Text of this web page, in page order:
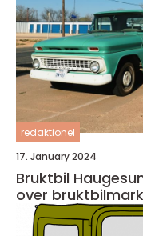
redaktionel
17. January 2024
Bruktbil
over